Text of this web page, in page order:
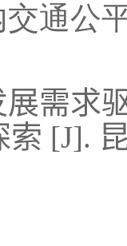
通公
展需求
索 [J].